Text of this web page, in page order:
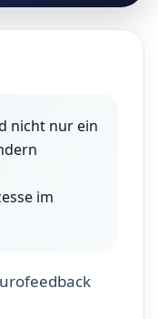
nicht nur ein
im